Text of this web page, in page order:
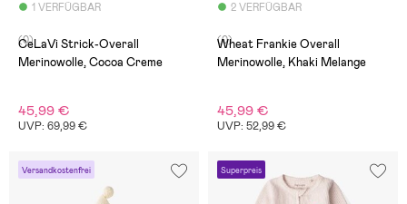
1 VERFÜGBAR
(0)
CeLaVi Strick-Overall
Merinowolle, Cocoa Creme
45,99 €
UVP: 69,99 €
2 VERFÜGBAR
(0)
Wheat Frankie Overall
Merinowolle, Khaki Melange
45,99 €
UVP: 52,99 €
Versandkostenfrei Superpreis